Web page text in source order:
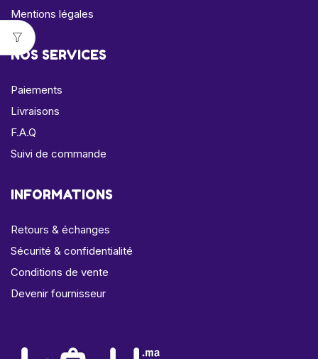
Mentions légales
NOS SERVICES
Paiements
Livraisons
F.A.Q
Suivi de commande
INFORMATIONS
Retours & échanges
Sécurité & confidentialité
Conditions de vente
Devenir fournisseur